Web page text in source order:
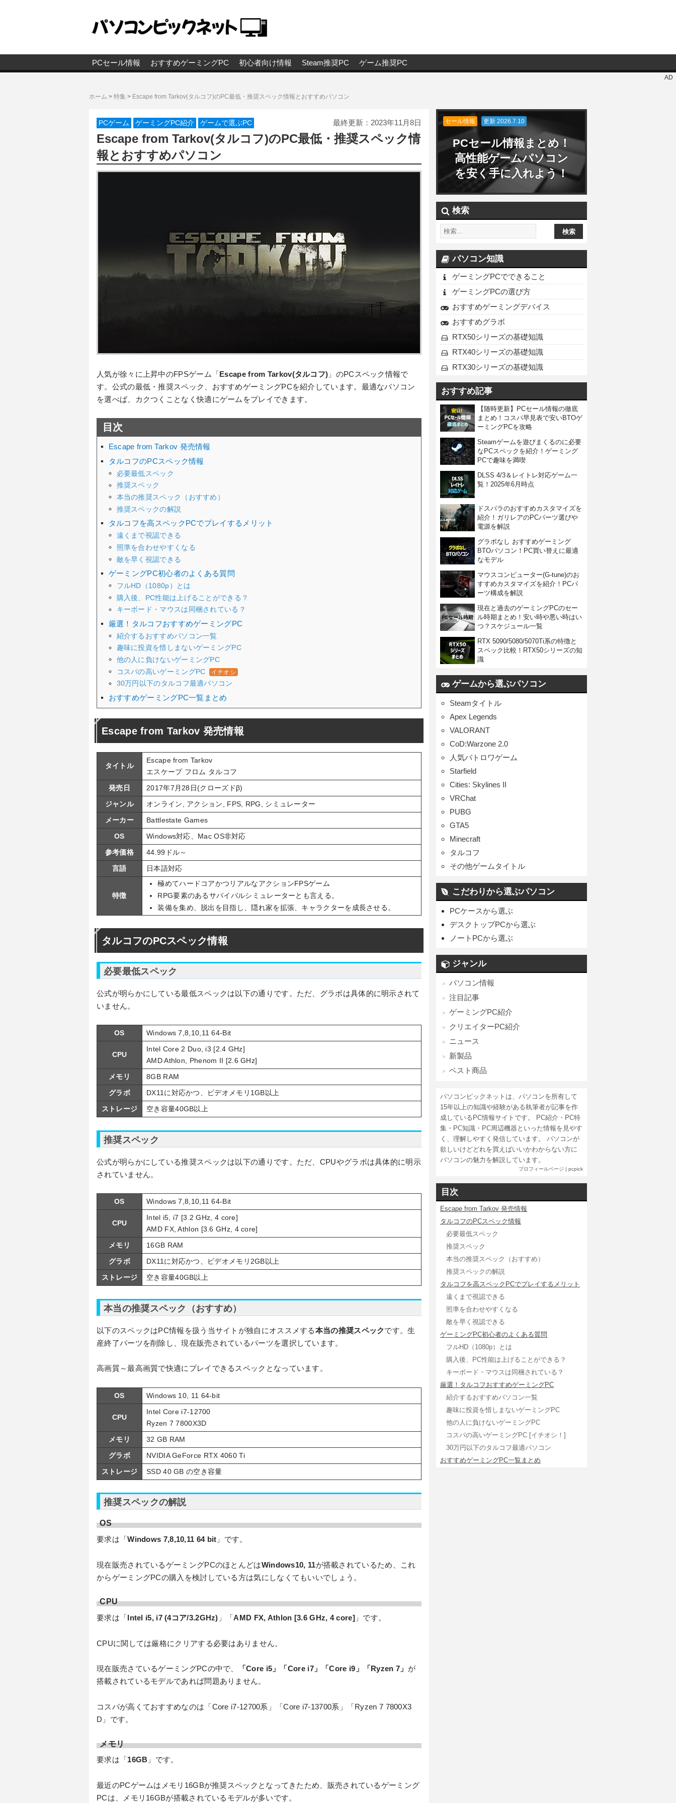
PCセール情報 おすすめゲーミングPC 初心者向け情報 Steam推奨PC ゲーム推奨PC
AD
ホーム > 特集 > Escape from Tarkov(タルコフ)のPC最低・推奨スペック情報とおすすめパソコン
PCゲーム ゲーミングPC紹介 ゲームで選ぶPC 最終更新： 2023年11月8日
Escape from Tarkov(タルコフ)のPC最低・推奨スペック情
報とおすすめパソコン
人気が徐々に上昇中のFPSゲーム「Escape from Tarkov(タルコフ) 」のPCスペック情報で
す。公式の最低・推奨スペック、おすすめゲーミングPCを紹介しています。最適なパソコン
を選べば、カクつくことなく快適にゲームをプレイできます。
目次
Escape from Tarkov 発売情報
タルコフのPCスペック情報
必要最低スペック
推奨スペック
本当の推奨スペック（おすすめ）
推奨スペックの解説
タルコフを高スペックPCでプレイするメリット
遠くまで視認できる
照準を合わせやすくなる
敵を早く視認できる
ゲーミングPC初心者のよくある質問
フルHD（1080p）とは
購入後、PC性能は上げることができる？
キーボード・マウスは同梱されている？
厳選！タルコフおすすめゲーミングPC
紹介するおすすめパソコン一覧
趣味に投資を惜しまないゲーミングPC
他の人に負けないゲーミングPC
コスパの高いゲーミングPC
イチオシ
30万円以下のタルコフ最適パソコン
おすすめゲーミングPC一覧まとめ
Escape from Tarkov 発売情報
タイトル
Escape from Tarkov
エスケープ フロム タルコフ
発売日
2017年7月28日(クローズドβ)
ジャンル
オンライン, アクション, FPS, RPG, シミュレーター
メーカー
Battlestate Games
OS
Windows対応、Mac OS非対応
参考価格
44.99ドル～
言語
日本語対応
特徴
極めてハードコアかつリアルなアクションFPSゲーム
RPG要素のあるサバイバルシミュレーターとも言える。
装備を集め、脱出を目指し、隠れ家を拡張、キャラクターを成長させる。
タルコフのPCスペック情報
必要最低スペック
公式が明らかにしている最低スペックは以下の通りです。ただ、グラボは具体的に明示されて
いません。
OS Windows 7,8,10,11 64-Bit
CPU
Intel Core 2 Duo, i3 [2.4 GHz]
AMD Athlon, Phenom II [2.6 GHz]
メモリ
8GB RAM
グラボ
DX11に対応かつ、ビデオメモリ1GB以上
ストレージ
空き容量40GB以上
推奨スペック
公式が明らかにしている推奨スペックは以下の通りです。ただ、CPUやグラボは具体的に明示
されていません。
OS Windows 7,8,10,11 64-Bit
CPU
Intel i5, i7 [3.2 GHz, 4 core]
AMD FX, Athlon [3.6 GHz, 4 core]
メモリ
16GB RAM
グラボ
DX11に対応かつ、ビデオメモリ2GB以上
ストレージ
空き容量40GB以上
本当の推奨スペック（おすすめ）
以下のスペックはPC情報を扱う当サイトが独自にオススメする本当の推奨スペックです。生
産終了パーツを削除し、現在販売されているパーツを選択しています。
高画質～最高画質で快適にプレイできるスペックとなっています。
OS Windows 10, 11 64-bit
CPU
Intel Core i7-12700
Ryzen 7 7800X3D
メモリ
32 GB RAM
グラボ
NVIDIA GeForce RTX 4060 Ti
ストレージ
SSD 40 GB の空き容量
推奨スペックの解説
OS
要求は「Windows 7,8,10,11 64 bit 」です。
現在販売されているゲーミングPCのほとんどはWindows10, 11が搭載されているため、これ
からゲーミングPCの購入を検討している方は気にしなくてもいいでしょう。
CPU
要求は「Intel i5, i7 (4コア/3.2GHz) 」「AMD FX, Athlon [3.6 GHz, 4 core] 」です。
CPUに関しては厳格にクリアする必要はありません。
現在販売さているゲーミングPCの中で、 「Core i5」「Core i7」「Core i9」「Ryzen 7」 が
搭載されているモデルであれば問題ありません。
コスパが高くておすすめなのは「Core i7-12700系」「Core i7-13700系」「Ryzen 7 7800X3
D」です。
メモリ
要求は「 16GB 」です。
最近のPCゲームはメモリ16GBが推奨スペックとなってきたため、販売されているゲーミング
PCは、メモリ16GBが搭載されているモデルが多いです。
セール情報 更新 2026.7.10
PCセール情報まとめ！
高性能ゲームパソコン
を安く手に入れよう！
検索
パソコン知識
ゲーミングPCでできること
ゲーミングPCの選び方
おすすめゲーミングデバイス
おすすめグラボ
RTX50シリーズの基礎知識
RTX40シリーズの基礎知識
RTX30シリーズの基礎知識
おすすめ記事
【随時更新】PCセール情報の徹底
まとめ！コスパ早見表で安いBTOゲ
ーミングPCを攻略
Steamゲームを遊びまくるのに必要
なPCスペックを紹介！ゲーミング
PCで趣味を満喫
DLSS 4/3＆レイトレ対応ゲーム一
覧！2025年6月時点
ドスパラのおすすめカスタマイズを
紹介！ガリレアのPCパーツ選びや
電源を解説
グラボなし おすすめゲーミング
BTOパソコン！PC買い替えに最適
なモデル
マウスコンピューター(G-tune)のお
すすめカスタマイズを紹介！PCパ
ーツ構成を解説
現在と過去のゲーミングPCのセー
ル時期まとめ！安い時や悪い時はい
つ？スケジュール一覧
RTX 5090/5080/5070Ti系の特徴と
スペック比較！RTX50シリーズの知
識
ゲームから選ぶパソコン
Steamタイトル
Apex Legends
VALORANT
CoD:Warzone 2.0
人気バトロワゲーム
Starfield
Cities: Skylines II
VRChat
PUBG
GTA5
Minecraft
タルコフ
その他ゲームタイトル
こだわりから選ぶパソコン
PCケースから選ぶ
デスクトップPCから選ぶ
ノートPCから選ぶ
ジャンル
パソコン情報
注目記事
ゲーミングPC紹介
クリエイターPC紹介
ニュース
新製品
ベスト商品
パソコンピックネットは、パソコンを所有して
15年以上の知識や経験がある執筆者が記事を作
成しているPC情報サイトです。 PC紹介・PC特
集・PC知識・PC周辺機器といった情報を見やす
く、理解しやすく発信しています。 パソコンが
欲しいけどどれを買えばいいかわからない方に
パソコンの魅力を解説しています。
プロフィールページ | pcpick
目次
Escape from Tarkov 発売情報
タルコフのPCスペック情報
必要最低スペック
推奨スペック
本当の推奨スペック（おすすめ）
推奨スペックの解説
タルコフを高スペックPCでプレイするメリット
遠くまで視認できる
照準を合わせやすくなる
敵を早く視認できる
ゲーミングPC初心者のよくある質問
フルHD（1080p）とは
購入後、PC性能は上げることができる？
キーボード・マウスは同梱されている？
厳選！タルコフおすすめゲーミングPC
紹介するおすすめパソコン一覧
趣味に投資を惜しまないゲーミングPC
他の人に負けないゲーミングPC
コスパの高いゲーミングPC [イチオシ！]
30万円以下のタルコフ最適パソコン
おすすめゲーミングPC一覧まとめ